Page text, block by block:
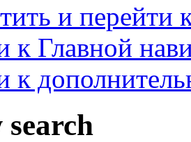
и перейти
к Главной
к